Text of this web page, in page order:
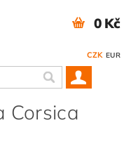
CZK EUR
0 Kč
Corsica